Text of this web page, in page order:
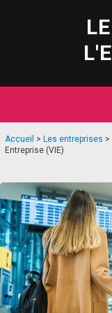
Accueil > Les entreprises >
Entreprise (VIE)